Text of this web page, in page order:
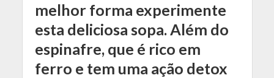
melhor forma experimente
esta deliciosa sopa. Além do
espinafre, que é rico em
ferro e tem uma ação detox